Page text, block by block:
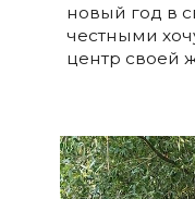
новый год в
честными
центр своей